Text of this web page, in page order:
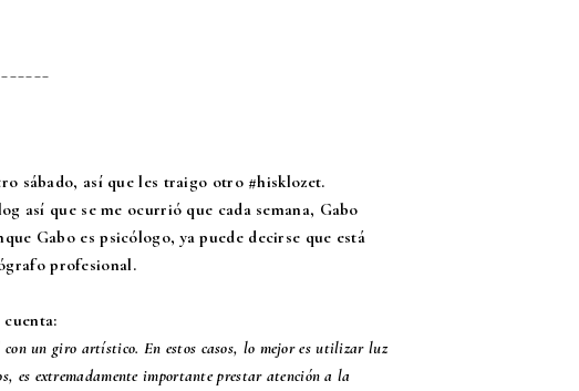
sábado, así que les traigo otro #hisklozet.
así que se me ocurrió que cada semana, Gabo
Gabo es psicólogo, ya puede decirse que está
profesional.
cuenta:
un giro artístico. En estos casos, lo mejor es utilizar luz
es extremadamente importante prestar atención a la